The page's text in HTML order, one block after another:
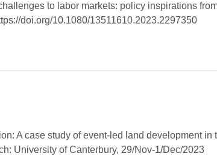
to labor markets: policy inspirations
doi.org/10.1080/13511610.2023.2297350
A case study of event-led land development
University of Canterbury, 29/Nov-1/Dec/2023